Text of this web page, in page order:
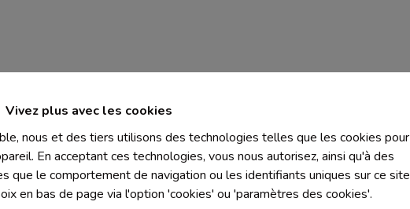
Vivez plus avec les cookies
nous et des tiers utilisons des technologies telles que les cookies pour
En acceptant ces technologies, vous nous autorisez, ainsi qu'à des
que le comportement de navigation ou les identifiants uniques sur ce site
en bas de page via l'option 'cookies' ou 'paramètres des cookies'.